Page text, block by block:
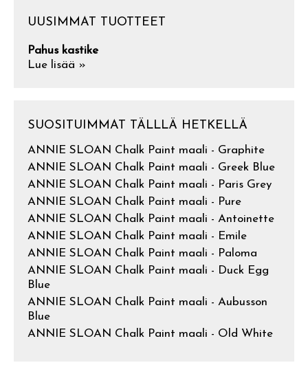
UUSIMMAT TUOTTEET
Pahus kastike
Lue lisää »
SUOSITUIMMAT TÄLLLÄ HETKELLÄ
ANNIE SLOAN Chalk Paint maali - Graphite
ANNIE SLOAN Chalk Paint maali - Greek Blue
ANNIE SLOAN Chalk Paint maali - Paris Grey
ANNIE SLOAN Chalk Paint maali - Pure
ANNIE SLOAN Chalk Paint maali - Antoinette
ANNIE SLOAN Chalk Paint maali - Emile
ANNIE SLOAN Chalk Paint maali - Paloma
ANNIE SLOAN Chalk Paint maali - Duck Egg
Blue
ANNIE SLOAN Chalk Paint maali - Aubusson
Blue
ANNIE SLOAN Chalk Paint maali - Old White